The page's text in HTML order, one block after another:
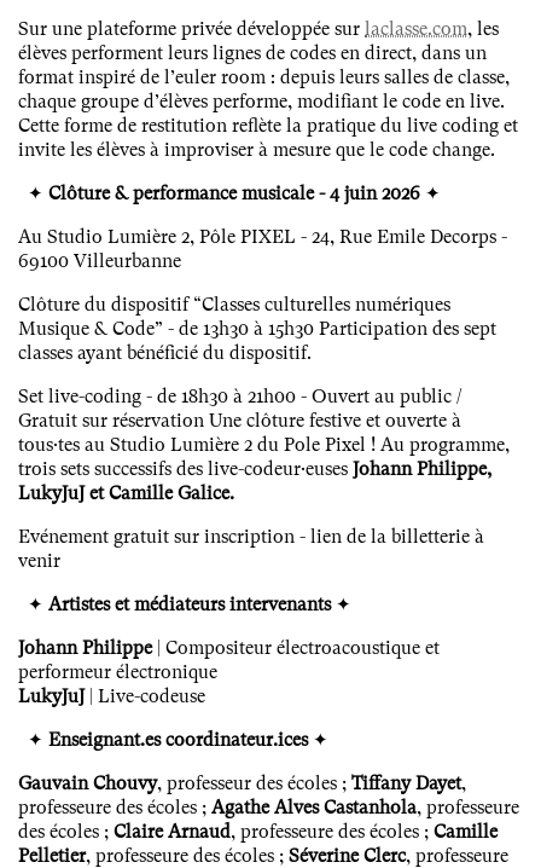
Sur une plateforme privée développée sur laclasse.com, les
élèves performent leurs lignes de codes en direct, dans un
format inspiré de l’euler room : depuis leurs salles de classe,
chaque groupe d’élèves performe, modifiant le code en live.
Cette forme de restitution reflète la pratique du live coding et
invite les élèves à improviser à mesure que le code change.
✦ Clôture & performance musicale - 4 juin 2026 ✦
Au Studio Lumière 2, Pôle PIXEL - 24, Rue Emile Decorps -
69100 Villeurbanne
Clôture du dispositif “Classes culturelles numériques
Musique & Code” - de 13h30 à 15h30 Participation des sept
classes ayant bénéficié du dispositif.
Set live-coding - de 18h30 à 21h00 - Ouvert au public /
Gratuit sur réservation Une clôture festive et ouverte à
tous·tes au Studio Lumière 2 du Pole Pixel ! Au programme,
trois sets successifs des live-codeur·euses Johann Philippe,
LukyJuJ et Camille Galice.
Evénement gratuit sur inscription - lien de la billetterie à
venir
✦ Artistes et médiateurs intervenants✦
Johann Philippe| Compositeur électroacoustique et
performeur électronique
LukyJuJ| Live-codeuse
✦ Enseignant.es coordinateur.ices✦
Gauvain Chouvy, professeur des écoles ; Tiffany Dayet,
professeure des écoles ; Agathe Alves Castanhola, professeure
des écoles ; Claire Arnaud, professeure des écoles ; Camille
Pelletier, professeure des écoles ; Séverine Clerc, professeure